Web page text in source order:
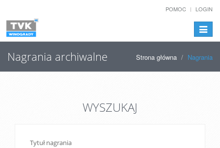
POMOC LOGIN
Nagrania archiwalne Strona główna Nagrania
WYSZUKAJ
Tytuł nagrania